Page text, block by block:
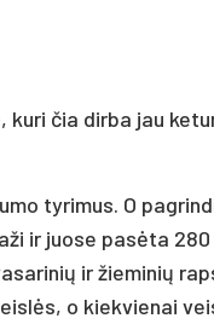
kuri čia dirba jau
tyrimus. O
ir juose pasėta 280
ir žieminių
o kiekvienai